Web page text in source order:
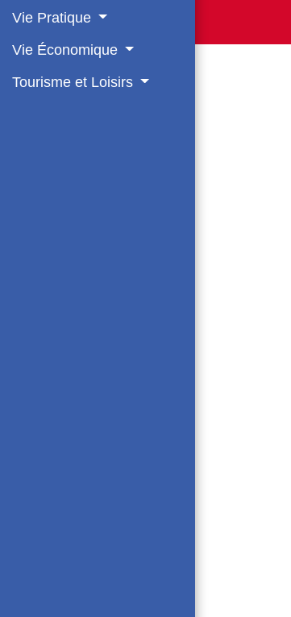
Vie Pratique
Vie Économique
Tourisme et Loisirs